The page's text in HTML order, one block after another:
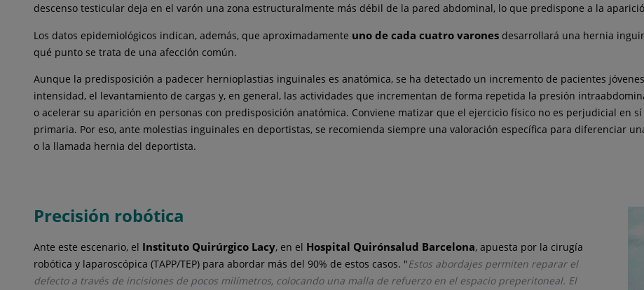
descenso testicular deja en el varón una zona estructuralmente más débil de la pared abdominal, lo que predispone a la
Los datos epidemiológicos indican, además, que aproximadamente uno de cada cuatro varones desarrollará una hernia
qué punto se trata de una afección común.
Aunque la predisposición a padecer hernioplastias inguinales es anatómica, se ha detectado un incremento de pacientes
intensidad, el levantamiento de cargas y, en general, las actividades que incrementan de forma repetida la presión
o acelerar su aparición en personas con predisposición anatómica. Conviene matizar que el ejercicio físico no es perjudicial en
primaria. Por eso, ante molestias inguinales en deportistas, se recomienda siempre una valoración específica para diferenciar
o la llamada hernia del deportista.
Precisión robótica
Ante este escenario, el Instituto Quirúrgico Lacy, en el Hospital Quirónsalud Barcelona, apuesta por la cirugía
robótica y laparoscópica (TAPP/TEP) para abordar más del 90% de estos casos. "Estos abordajes permiten reparar el
defecto a través de incisiones de pocos milímetros, colocando una malla de refuerzo en el espacio preperitoneal. El